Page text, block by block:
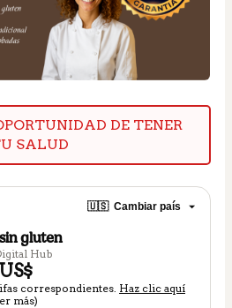
DE TENER
SALUD
🇺🇸 Cambiar país
gluten
Hub
correspondientes. Haz clic aquí
más)